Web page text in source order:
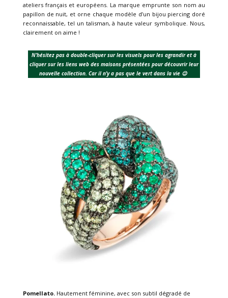
ateliers français et européens. La marque emprunte son nom au
papillon de nuit, et orne chaque modèle d’un bijou piercing doré
reconnaissable, tel un talisman, à haute valeur symbolique. Nous,
clairement on aime !
N’hésitez pas à double-cliquer sur les visuels pour les agrandir et à
cliquer sur les liens web des maisons présentées pour découvrir leur
nouvelle collection. Car il n’y a pas que le vert dans la vie 😉
Pomellato.Hautement féminine, avec son subtil dégradé de